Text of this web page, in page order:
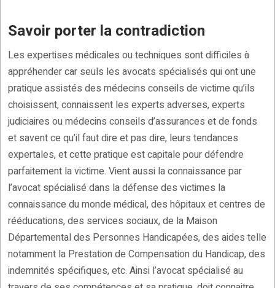
Savoir porter la contradiction
Les expertises médicales ou techniques sont difficiles à
appréhender car seuls les avocats spécialisés qui ont une
pratique assistés des médecins conseils de victime qu’ils
choisissent, connaissent les experts adverses, experts
judiciaires ou médecins conseils d’assurances et de fonds
et savent ce qu’il faut dire et pas dire, leurs tendances
expertales, et cette pratique est capitale pour défendre
parfaitement la victime. Vient aussi la connaissance par
l’avocat spécialisé dans la défense des victimes la
connaissance du monde médical, des hôpitaux et centres de
rééducations, des services sociaux, de la Maison
Départemental des Personnes Handicapées, des aides telle
notamment la Prestation de Compensation du Handicap, des
indemnités spécifiques, etc. Ainsi l’avocat spécialisé au